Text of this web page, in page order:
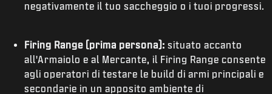
negativamente il tuo saccheggio o i tuoi progressi.
Firing Range (prima persona): situato accanto
all'Armaiolo e al Mercante, il Firing Range consente
agli operatori di testare le build di armi principali e
secondarie in un apposito ambiente di